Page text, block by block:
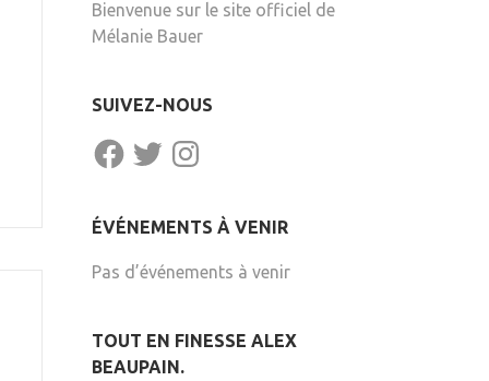
Bienvenue sur le site officiel de
Mélanie Bauer
SUIVEZ-NOUS
FACEBOOKTWITTERINSTAGRAM
ÉVÉNEMENTS À VENIR
Pas d’événements à venir
TOUT EN FINESSE ALEX
BEAUPAIN.